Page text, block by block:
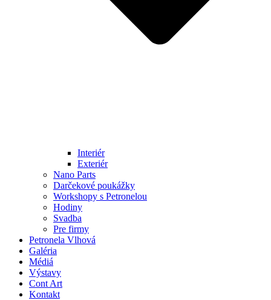
Interiér
Exteriér
Nano Parts
Darčekové poukážky
Workshopy s Petronelou
Hodiny
Svadba
Pre firmy
Petronela Vlhová
Galéria
Médiá
Výstavy
Cont Art
Kontakt